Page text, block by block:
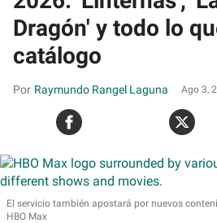
Dragón' y todo lo
catálogo
Raymundo Rangel Laguna Ago 3,
El servicio también apostará por nuevos
HBO Max